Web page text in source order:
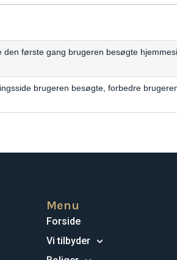
den første gang brugeren besøgte
brugeren besøgte, forbedre
Menu
Forside
Vi tilbyder